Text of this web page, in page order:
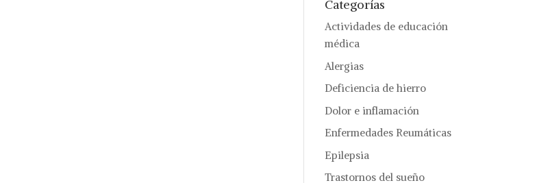
Categorías
Actividades de educación
médica
Alergias
Deficiencia de hierro
Dolor e inflamación
Enfermedades Reumáticas
Epilepsia
Trastornos del sueño